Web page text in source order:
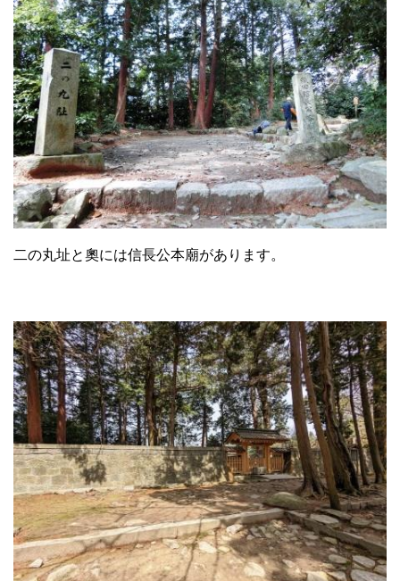
二の丸址と奧には信長公本廟があります。